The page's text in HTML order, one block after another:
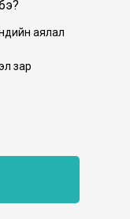
аялал
зар